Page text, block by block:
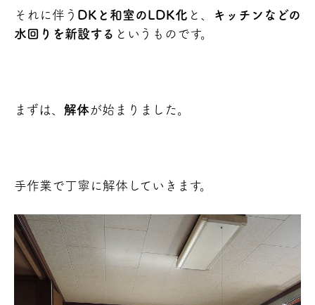
それに伴う DKと和室のLDK化 と、
キッチンなどの
水回りを新設する というものです。
まずは、 解体が始まりました。
手作業で丁寧に解体していきます。